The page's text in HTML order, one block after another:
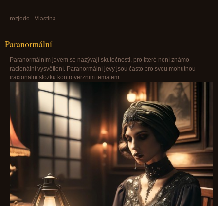
rozjede - Vlastina
Paranormální
Paranormálním jevem se nazývají skutečnosti, pro které není známo
racionální vysvětlení. Paranormální jevy jsou často pro svou mohutnou
iracionální složku kontroverzním tématem.